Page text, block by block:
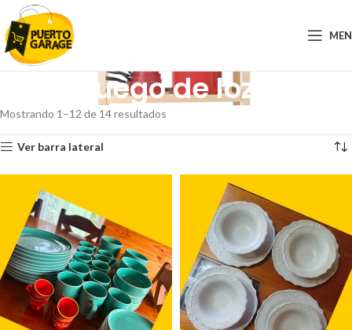
Juego de loza
Mostrando 1–12 de 14 resultados
Ver barra lateral